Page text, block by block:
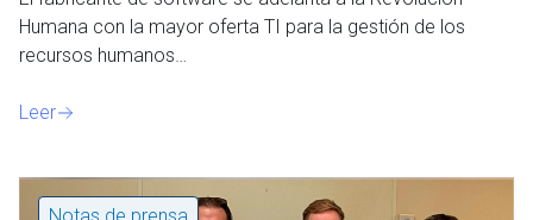
Humana con la mayor oferta TI para la gestión de los
recursos humanos…
Leer